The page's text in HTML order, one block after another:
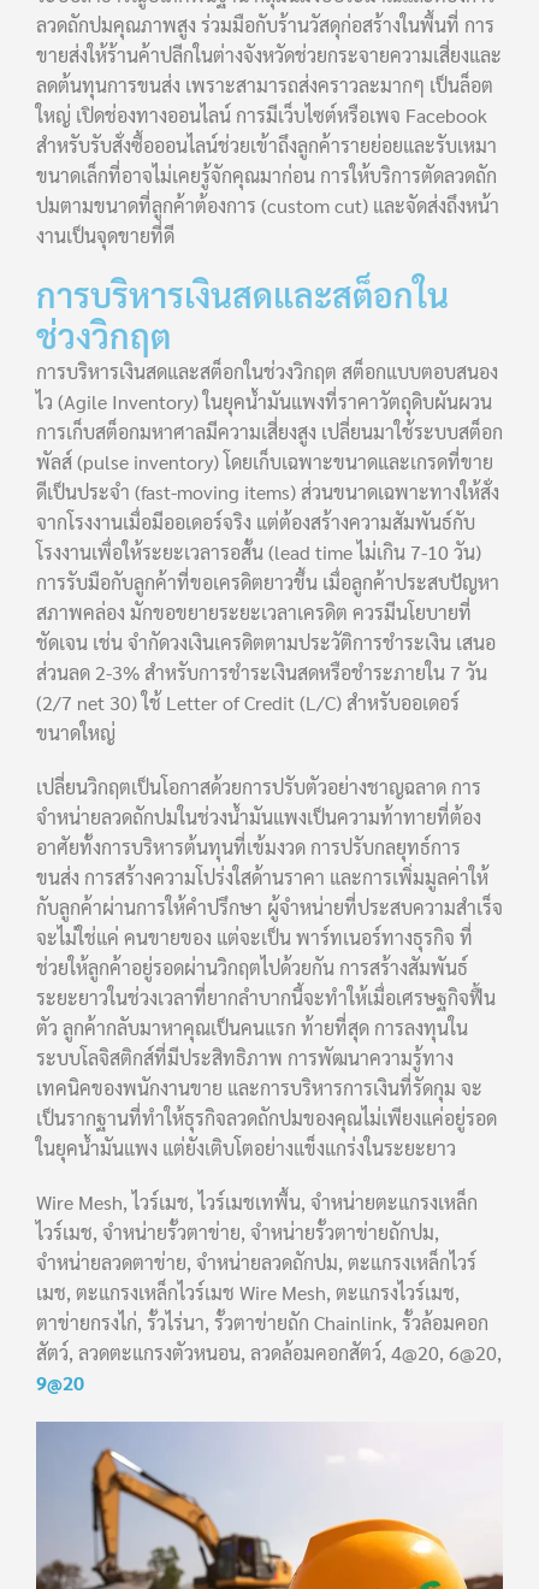
ลวดถักปมคุณภาพสูง ร่วมมือกับร้านวัสดุก่อสร้างในพื้นที่ การ
ขายส่งให้ร้านค้าปลีกในต่างจังหวัดช่วยกระจายความเสี่ยงและ
ลดต้นทุนการขนส่ง เพราะสามารถส่งคราวละมากๆ เป็นล็อต
ใหญ่ เปิดช่องทางออนไลน์ การมีเว็บไซต์หรือเพจ Facebook
สำหรับรับสั่งซื้อออนไลน์ช่วยเข้าถึงลูกค้ารายย่อยและรับเหมา
ขนาดเล็กที่อาจไม่เคยรู้จักคุณมาก่อน การให้บริการตัดลวดถัก
ปมตามขนาดที่ลูกค้าต้องการ (custom cut) และจัดส่งถึงหน้า
งานเป็นจุดขายที่ดี
การบริหารเงินสดและสต็อกใน
ช่วงวิกฤต
การบริหารเงินสดและสต็อกในช่วงวิกฤต สต็อกแบบตอบสนอง
ไว (Agile Inventory) ในยุคน้ำมันแพงที่ราคาวัตถุดิบผันผวน
การเก็บสต็อกมหาศาลมีความเสี่ยงสูง เปลี่ยนมาใช้ระบบสต็อก
พัลส์ (pulse inventory) โดยเก็บเฉพาะขนาดและเกรดที่ขาย
ดีเป็นประจำ (fast-moving items) ส่วนขนาดเฉพาะทางให้สั่ง
จากโรงงานเมื่อมีออเดอร์จริง แต่ต้องสร้างความสัมพันธ์กับ
โรงงานเพื่อให้ระยะเวลารอสั้น (lead time ไม่เกิน 7-10 วัน)
การรับมือกับลูกค้าที่ขอเครดิตยาวขึ้น เมื่อลูกค้าประสบปัญหา
สภาพคล่อง มักขอขยายระยะเวลาเครดิต ควรมีนโยบายที่
ชัดเจน เช่น จำกัดวงเงินเครดิตตามประวัติการชำระเงิน เสนอ
ส่วนลด 2-3% สำหรับการชำระเงินสดหรือชำระภายใน 7 วัน
(2/7 net 30) ใช้ Letter of Credit (L/C) สำหรับออเดอร์
ขนาดใหญ่
เปลี่ยนวิกฤตเป็นโอกาสด้วยการปรับตัวอย่างชาญฉลาด การ
จำหน่ายลวดถักปมในช่วงน้ำมันแพงเป็นความท้าทายที่ต้อง
อาศัยทั้งการบริหารต้นทุนที่เข้มงวด การปรับกลยุทธ์การ
ขนส่ง การสร้างความโปร่งใสด้านราคา และการเพิ่มมูลค่าให้
กับลูกค้าผ่านการให้คำปรึกษา ผู้จำหน่ายที่ประสบความสำเร็จ
จะไม่ใช่แค่ คนขายของ แต่จะเป็น พาร์ทเนอร์ทางธุรกิจ ที่
ช่วยให้ลูกค้าอยู่รอดผ่านวิกฤตไปด้วยกัน การสร้างสัมพันธ์
ระยะยาวในช่วงเวลาที่ยากลำบากนี้จะทำให้เมื่อเศรษฐกิจฟื้น
ตัว ลูกค้ากลับมาหาคุณเป็นคนแรก ท้ายที่สุด การลงทุนใน
ระบบโลจิสติกส์ที่มีประสิทธิภาพ การพัฒนาความรู้ทาง
เทคนิคของพนักงานขาย และการบริหารการเงินที่รัดกุม จะ
เป็นรากฐานที่ทำให้ธุรกิจลวดถักปมของคุณไม่เพียงแค่อยู่รอด
ในยุคน้ำมันแพง แต่ยังเติบโตอย่างแข็งแกร่งในระยะยาว
Wire Mesh, ไวร์เมช, ไวร์เมชเทพื้น, จำหน่ายตะแกรงเหล็ก
ไวร์เมช, จำหน่ายรั้วตาข่าย, จำหน่ายรั้วตาข่ายถักปม,
จำหน่ายลวดตาข่าย, จำหน่ายลวดถักปม, ตะแกรงเหล็กไวร์
เมช, ตะแกรงเหล็กไวร์เมช Wire Mesh, ตะแกรงไวร์เมช,
ตาข่ายกรงไก่, รั้วไร่นา, รั้วตาข่ายถัก Chainlink, รั้วล้อมคอก
สัตว์, ลวดตะแกรงตัวหนอน, ลวดล้อมคอกสัตว์, 4@20, 6@20,
9@20